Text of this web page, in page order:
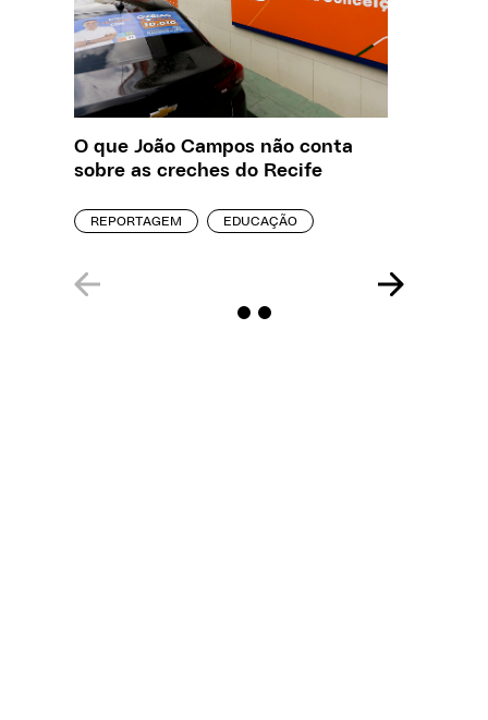
O que João Campos não conta
sobre as creches do Recife
REPORTAGEM EDUCAÇÃO